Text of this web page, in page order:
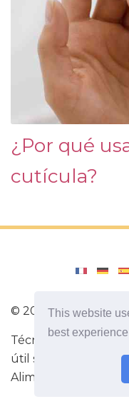
This website
best
¿Por qué
cutícula?
© 2026
Técnica para hacer
útil sobre el deporte.
Alimentación